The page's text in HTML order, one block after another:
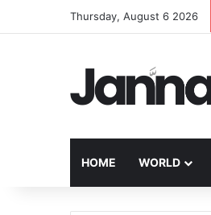
Thursday, August 6 2026
HOME WORLD